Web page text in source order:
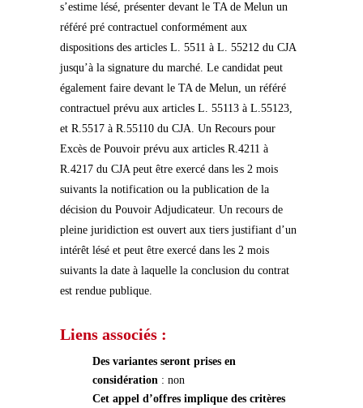
s’estime lésé, présenter devant le TA de Melun un
référé pré contractuel conformément aux
dispositions des articles L. 5511 à L. 55212 du CJA
jusqu’à la signature du marché. Le candidat peut
également faire devant le TA de Melun, un référé
contractuel prévu aux articles L. 55113 à L.55123,
et R.5517 à R.55110 du CJA. Un Recours pour
Excès de Pouvoir prévu aux articles R.4211 à
R.4217 du CJA peut être exercé dans les 2 mois
suivants la notification ou la publication de la
décision du Pouvoir Adjudicateur. Un recours de
pleine juridiction est ouvert aux tiers justifiant d’un
intérêt lésé et peut être exercé dans les 2 mois
suivants la date à laquelle la conclusion du contrat
est rendue publique.
Liens associés :
Des variantes seront prises en
considération : non
Cet appel d’offres implique des critères